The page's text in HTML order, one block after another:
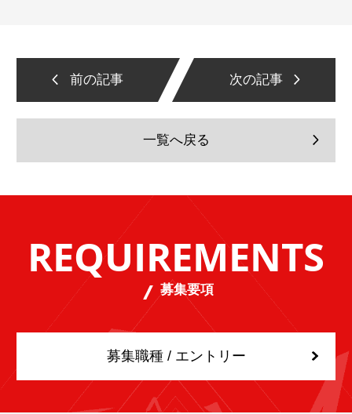
前の記事 次の記事
一覧へ戻る
REQUIREMENTS
募集要項
募集職種 / エントリー